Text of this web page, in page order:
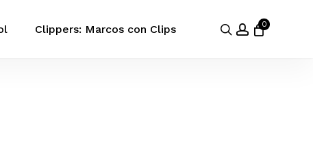
Clippers: Marcos con Clips search
account
0